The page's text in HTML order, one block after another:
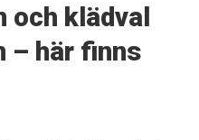
och klädval
– här finns